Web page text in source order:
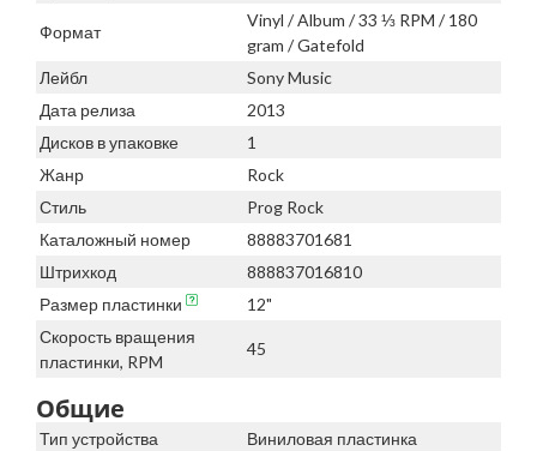
Формат
Vinyl / Album / 33 ⅓ RPM / 180
gram / Gatefold
Лейбл
Sony Music
Дата релиза
2013
Дисков в упаковке
1
Жанр
Rock
Стиль
Prog Rock
Каталожный номер
88883701681
Штрихкод
888837016810
Размер пластинки
12"
Скорость вращения
пластинки, RPM
45
Общие
Тип устройства Виниловая пластинка